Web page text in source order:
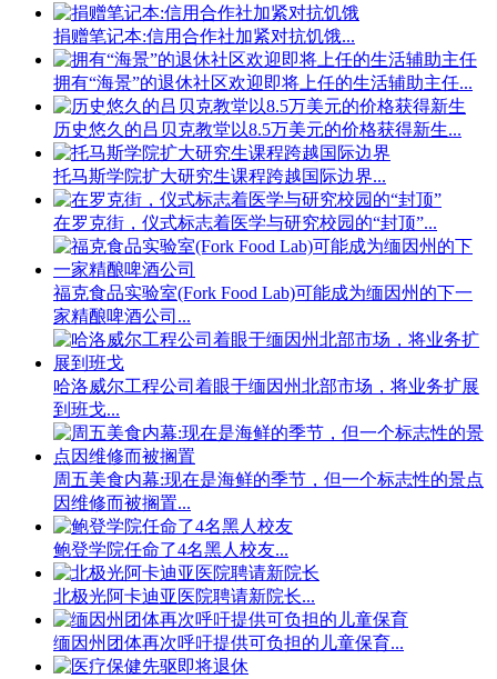
捐赠笔记本:信用合作社加紧对抗饥饿...
拥有“海景”的退休社区欢迎即将上任的生活辅助主任...
历史悠久的吕贝克教堂以8.5万美元的价格获得新生...
托马斯学院扩大研究生课程跨越国际边界...
在罗克街，仪式标志着医学与研究校园的“封顶”...
福克食品实验室(Fork Food Lab)可能成为缅因州的下一
家精酿啤酒公司...
哈洛威尔工程公司着眼于缅因州北部市场，将业务扩展
到班戈...
周五美食内幕:现在是海鲜的季节，但一个标志性的景点
因维修而被搁置...
鲍登学院任命了4名黑人校友...
北极光阿卡迪亚医院聘请新院长...
缅因州团体再次呼吁提供可负担的儿童保育...